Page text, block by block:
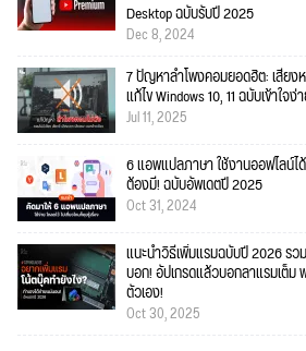
Desktop ฉบับรับปี 2025
Dec 8, 2024
7 ปัญหาลำโพงคอมยอดฮิต: เสียง
แก้ไข Windows 10, 11 ฉบับเข้าใจง่
Jul 11, 2025
6 แอพแปลภาษา ใช้งานออฟไลน์ไ
ต้องมี! ฉบับอัพเดตปี 2025
Oct 31, 2024
แนะนำวิธีเพิ่มแรมฉบับปี 2026 รว
บอก! อัปเกรดแล้วบอกลาแรมเต็ม
ตัวเอง!
Oct 30, 2025